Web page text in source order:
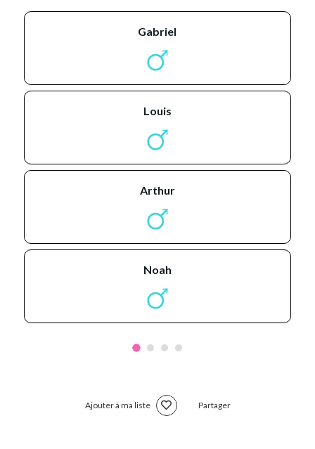
gabriel
louis
arthur
noah
Ajouter à ma liste Partager